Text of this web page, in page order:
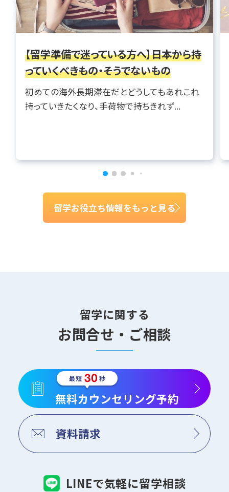
【留学準備で迷っている方へ】日本から持
っていくべきもの・そうでないもの
初めての海外長期滞在だとどうしてもあれこれ
持っていきたくなり、手荷物で持ちきれず...
留学お役立ち情報をもっと見る
留学に関する
お問合せ・ご相談
無料カウンセリング予約
資料請求
LINEで気軽に留学相談